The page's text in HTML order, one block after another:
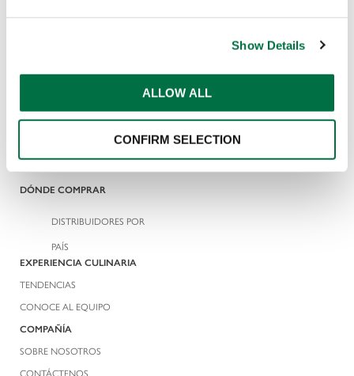
Show Details
ALLOW ALL
CONFIRM SELECTION
EXPERIENCIA CULINARIA
TENDENCIAS
CONOCE AL EQUIPO
SNACKS
PLATOS FUERTES
COMPAÑÍA
SOBRE NOSOTROS
CONTÁCTENOS
DÓNDE COMPRAR
DISTRIBUIDORES POR
PAÍS
TÉRMINOS Y CONDICIONES
POLÍTICA DE TRATAMIENTO